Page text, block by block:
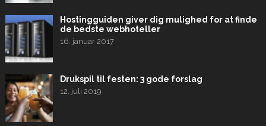
Hostingguiden giver dig mulighed for at finde
de bedste webhoteller
16. januar 2017
Drukspil til festen: 3 gode forslag
12. juli 2019